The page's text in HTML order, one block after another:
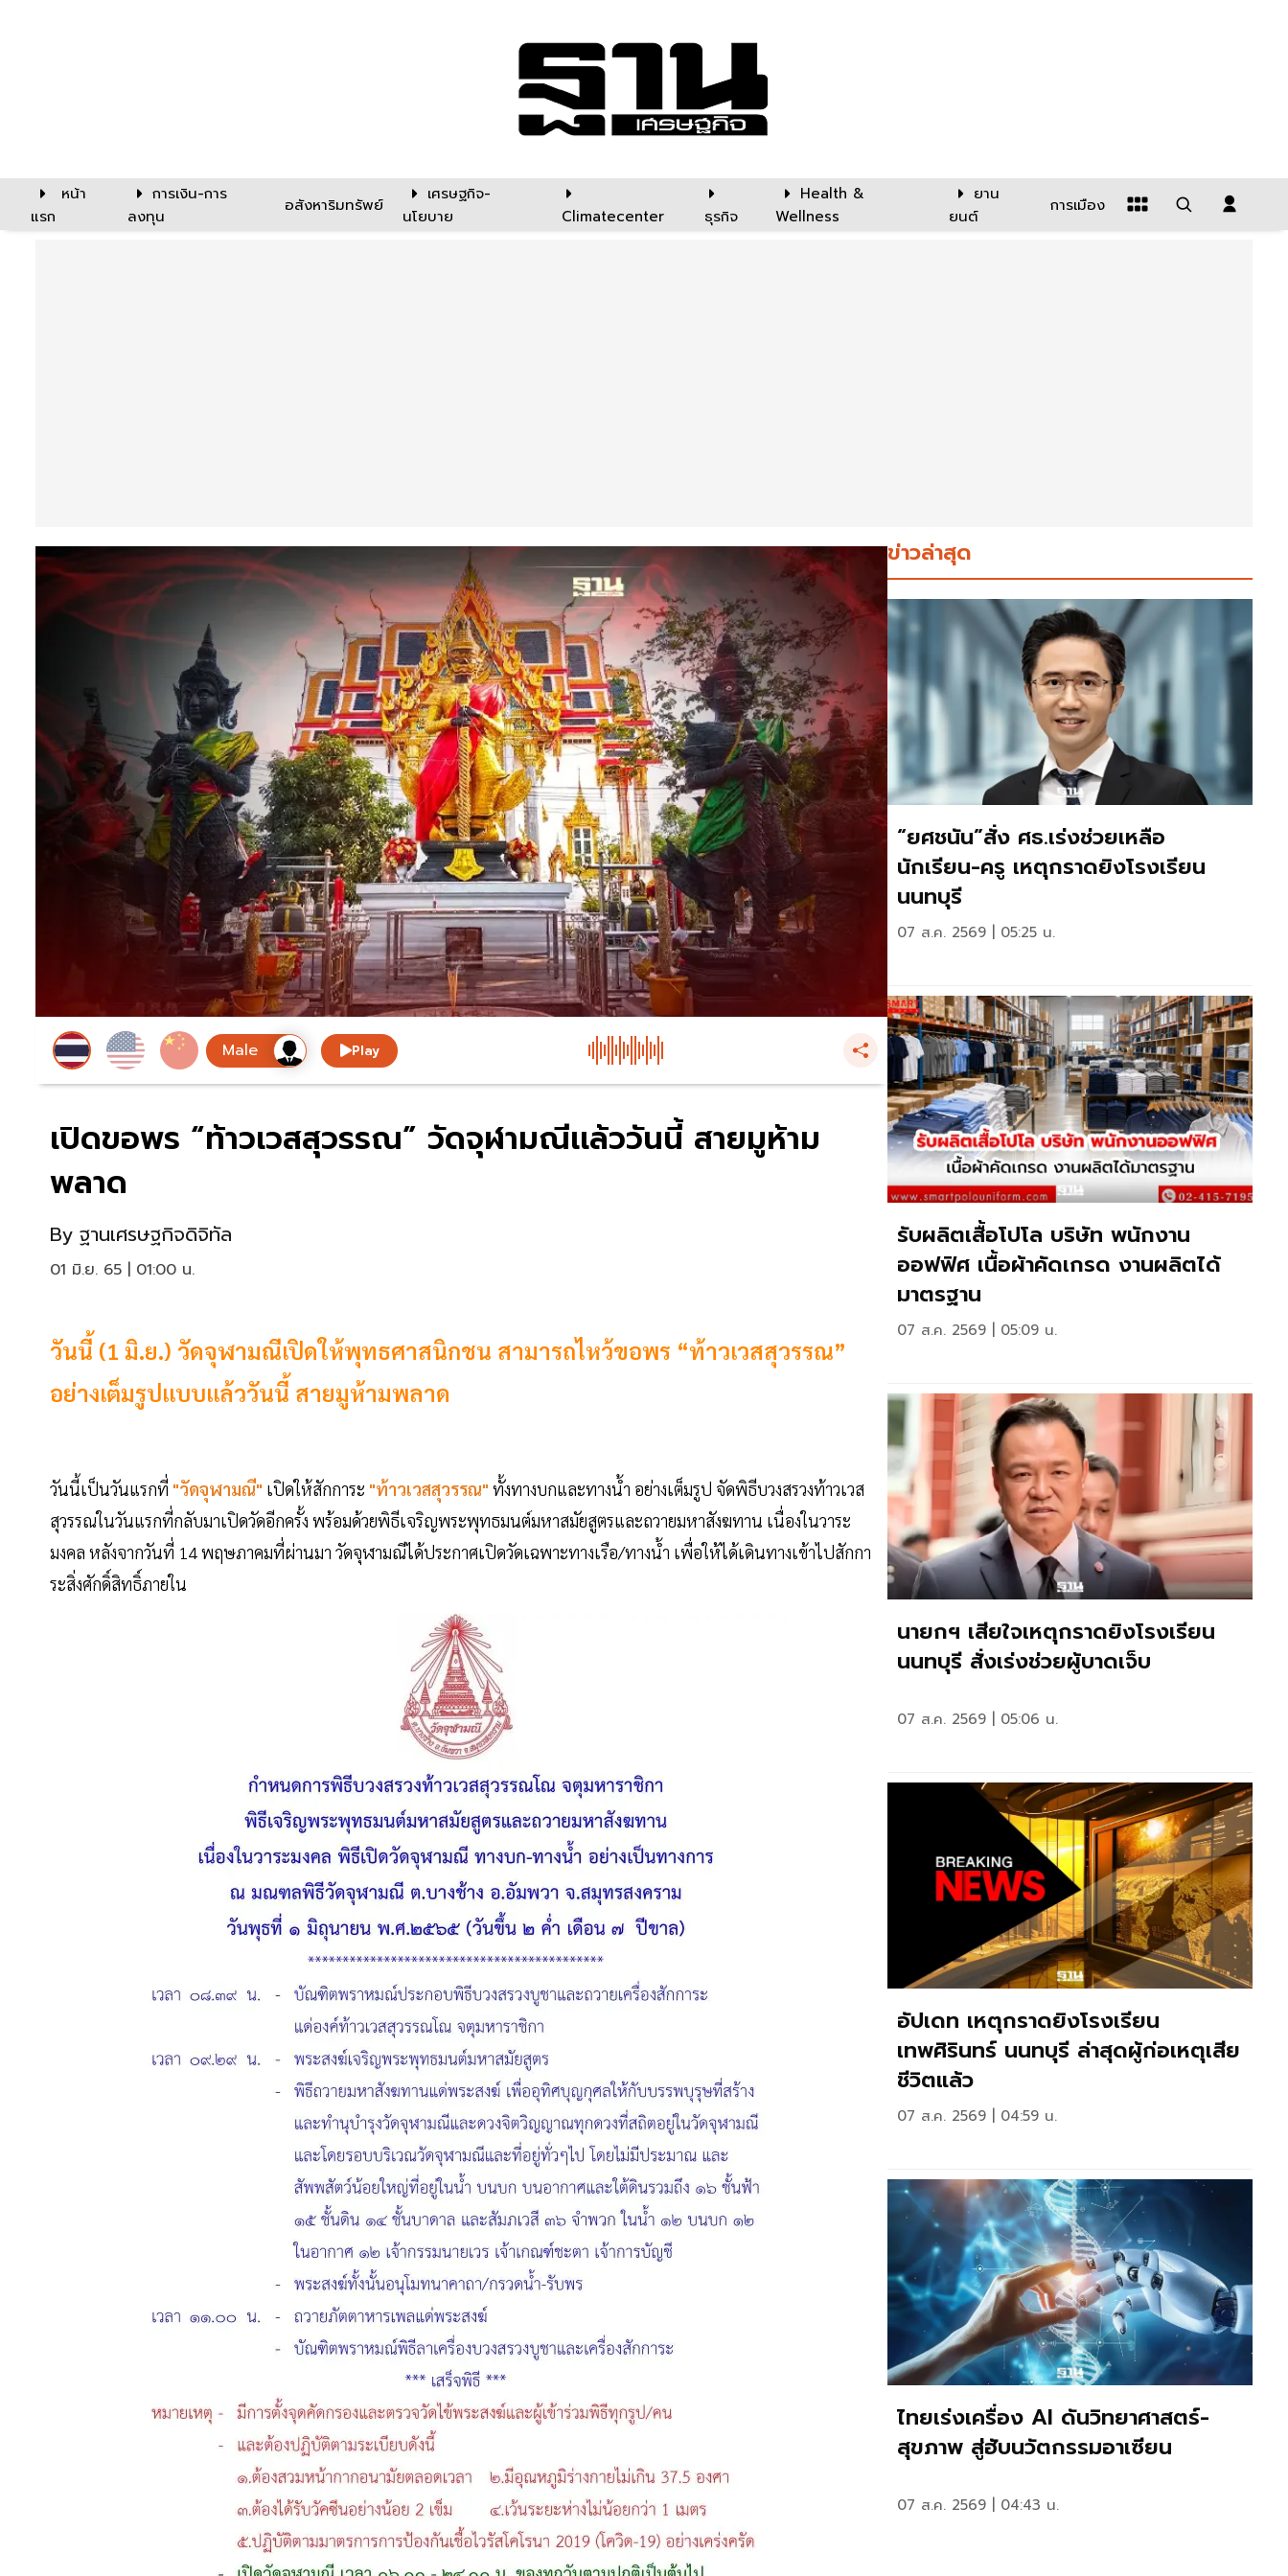
หน้า
แรก
การเงิน-การ
ลงทุน
อสังหาริมทรัพย์
เศรษฐกิจ-
นโยบาย
Climatecenter ธุรกิจ
Health &
Wellness
ยาน
ยนต์
การเมือง
Play
เปิดขอพร “ท้าวเวสสุวรรณ” วัดจุฬามณีเเล้ววันนี้ สายมูห้าม
พลาด
By ฐานเศรษฐกิจดิจิทัล
01 มิ.ย. 65 | 01:00 น.
วันนี้ (1 มิ.ย.) วัดจุฬามณีเปิดให้พุทธศาสนิกชน สามารถไหว้ขอพร “ท้าวเวสสุวรรณ”
อย่างเต็มรูปแบบเเล้ววันนี้ สายมูห้ามพลาด
วันนี้เป็นวันแรกที่ "วัดจุฬามณี" เปิดให้สักการะ "ท้าวเวสสุวรรณ" ทั้งทางบกและทางน้ำ อย่างเต็มรูป จัดพิธีบวงสรวงท้าวเวส
สุวรรณในวันแรกที่กลับมาเปิดวัดอีกครั้ง พร้อมด้วยพิธีเจริญพระพุทธมนต์มหาสมัยสูตรและถวายมหาสังฆทาน เนื่องในวาระ
มงคล หลังจากวันที่ 14 พฤษภาคมที่ผ่านมา วัดจุฬามณีได้ประกาศเปิดวัดเฉพาะทางเรือ/ทางน้ำ เพื่อให้ได้เดินทางเข้าไปสักกา
ระสิ่งศักดิ์สิทธิ์ภายใน
ข่าวล่าสุด
“ยศชนัน”สั่ง ศธ.เร่งช่วยเหลือ
นักเรียน-ครู เหตุกราดยิงโรงเรียน
นนทบุรี
07 ส.ค. 2569 | 05:25 น.
รับผลิตเสื้อโปโล บริษัท พนักงาน
ออฟฟิศ เนื้อผ้าคัดเกรด งานผลิตได้
มาตรฐาน
07 ส.ค. 2569 | 05:09 น.
นายกฯ เสียใจเหตุกราดยิงโรงเรียน
นนทบุรี สั่งเร่งช่วยผู้บาดเจ็บ
07 ส.ค. 2569 | 05:06 น.
อัปเดท เหตุกราดยิงโรงเรียน
เทพศิรินทร์ นนทบุรี ล่าสุดผู้ก่อเหตุเสีย
ชีวิตแล้ว
07 ส.ค. 2569 | 04:59 น.
ไทยเร่งเครื่อง AI ดันวิทยาศาสตร์-
สุขภาพ สู่ฮับนวัตกรรมอาเซียน
07 ส.ค. 2569 | 04:43 น.